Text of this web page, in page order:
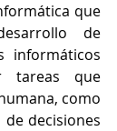
que
de
informáticos
tareas que
como
decisiones